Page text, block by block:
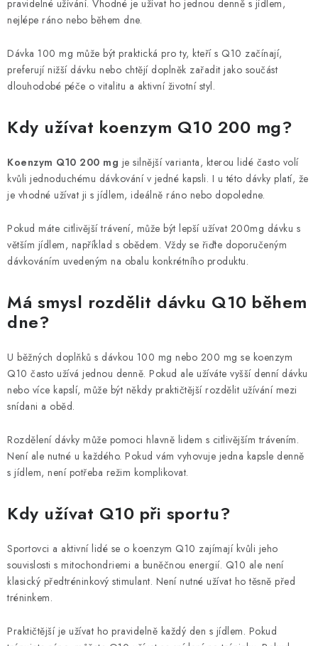
pravidelné užívání. Vhodné je užívat ho jednou denně s jídlem,
nejlépe ráno nebo během dne.
Dávka 100 mg může být praktická pro ty, kteří s Q10 začínají,
preferují nižší dávku nebo chtějí doplněk zařadit jako součást
dlouhodobé péče o vitalitu a aktivní životní styl.
Kdy užívat koenzym Q10 200 mg?
Koenzym Q10 200 mg je silnější varianta, kterou lidé často volí
kvůli jednoduchému dávkování v jedné kapsli. I u této dávky platí, že
je vhodné užívat ji s jídlem, ideálně ráno nebo dopoledne.
Pokud máte citlivější trávení, může být lepší užívat 200mg dávku s
větším jídlem, například s obědem. Vždy se řiďte doporučeným
dávkováním uvedeným na obalu konkrétního produktu.
Má smysl rozdělit dávku Q10 během
dne?
U běžných doplňků s dávkou 100 mg nebo 200 mg se koenzym
Q10 často užívá jednou denně. Pokud ale užíváte vyšší denní dávku
nebo více kapslí, může být někdy praktičtější rozdělit užívání mezi
snídani a oběd.
Rozdělení dávky může pomoci hlavně lidem s citlivějším trávením.
Není ale nutné u každého. Pokud vám vyhovuje jedna kapsle denně
s jídlem, není potřeba režim komplikovat.
Kdy užívat Q10 při sportu?
Sportovci a aktivní lidé se o koenzym Q10 zajímají kvůli jeho
souvislosti s mitochondriemi a buněčnou energií. Q10 ale není
klasický předtréninkový stimulant. Není nutné užívat ho těsně před
tréninkem.
Praktičtější je užívat ho pravidelně každý den s jídlem. Pokud